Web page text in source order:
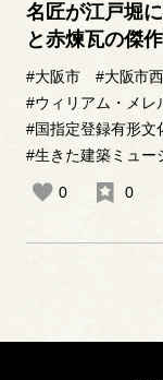
名匠が江戸堀
と赤煉瓦の傑作
#大阪市 #大阪市
#ウィリアム・メレ
#国指定登録有形文
#生きた建築ミュー
0 0